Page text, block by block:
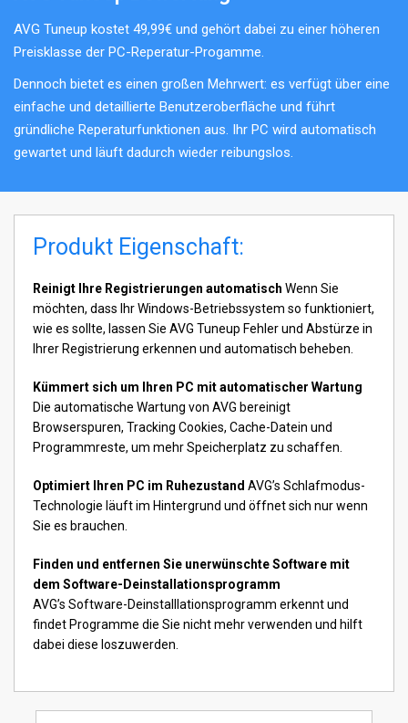
AVG Tuneup kostet 49,99€ und gehört dabei zu einer höheren
Preisklasse der PC-Reperatur-Progamme.
Dennoch bietet es einen großen Mehrwert: es verfügt über eine
einfache und detaillierte Benutzeroberfläche und führt
gründliche Reperaturfunktionen aus. Ihr PC wird automatisch
gewartet und läuft dadurch wieder reibungslos.
Produkt Eigenschaft:
Reinigt Ihre Registrierungen automatisch Wenn Sie
möchten, dass Ihr Windows-Betriebssystem so funktioniert,
wie es sollte, lassen Sie AVG Tuneup Fehler und Abstürze in
Ihrer Registrierung erkennen und automatisch beheben.
Kümmert sich um Ihren PC mit automatischer Wartung
Die automatische Wartung von AVG bereinigt
Browserspuren, Tracking Cookies, Cache-Datein und
Programmreste, um mehr Speicherplatz zu schaffen.
Optimiert Ihren PC im Ruhezustand AVG’s Schlafmodus-
Technologie läuft im Hintergrund und öffnet sich nur wenn
Sie es brauchen.
Finden und entfernen Sie unerwünschte Software mit
dem Software-Deinstallationsprogramm
AVG’s Software-Deinstalllationsprogramm erkennt und
findet Programme die Sie nicht mehr verwenden und hilft
dabei diese loszuwerden.